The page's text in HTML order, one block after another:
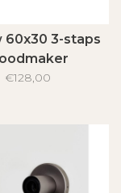
60x30 3-staps
€128,00